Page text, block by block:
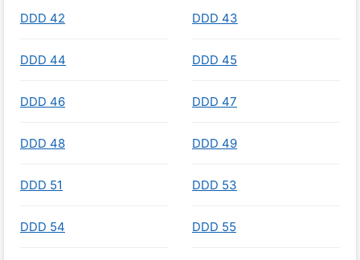
DDD 42 DDD 43
DDD 44 DDD 45
DDD 46 DDD 47
DDD 48 DDD 49
DDD 51 DDD 53
DDD 54 DDD 55